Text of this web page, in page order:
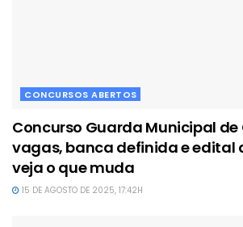
CONCURSOS ABERTOS
Concurso Guarda Municipal de
vagas, banca definida e edital
veja o que muda
15 DE AGOSTO DE 2025, 17:42H